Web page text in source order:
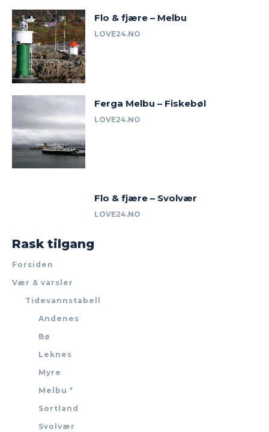
Flo & fjære – Melbu
LOVE24.NO
Ferga Melbu – Fiskebøl
LOVE24.NO
Flo & fjære – Svolvær
LOVE24.NO
Rask tilgang
Forsiden
Vær & varsler
Tidevannstabell
Andenes
Bø
Leknes
Myre
Melbu *
Sortland
Svolvær